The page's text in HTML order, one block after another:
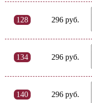
128 296 руб.
134 296 руб.
140 296 руб.